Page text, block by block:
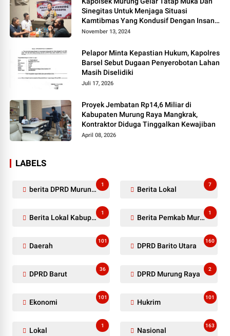
Sinegitas Untuk Menjaga Situasi
Kamtibmas Yang Kondusif Dengan Insan
Pers
November 13, 2024
Pelapor Minta Kepastian Hukum, Kapolres
Barsel Sebut Dugaan Penyerobotan Lahan
Masih Diselidiki
Juli 17, 2026
Proyek Jembatan Rp14,6 Miliar di
Kabupaten Murung Raya Mangkrak,
Kontraktor Diduga Tinggalkan Kewajiban
April 08, 2026
LABELS
berita DPRD Murung Raya
1
Berita Lokal
7
Berita Lokal Kabupaten Barito Utara
1
Berita Pemkab Murung Raya
1
Daerah
101
DPRD Barito Utara
160
DPRD Barut
36
DPRD Murung Raya
2
Ekonomi
101
Hukrim
101
Lokal
1
Nasional
163